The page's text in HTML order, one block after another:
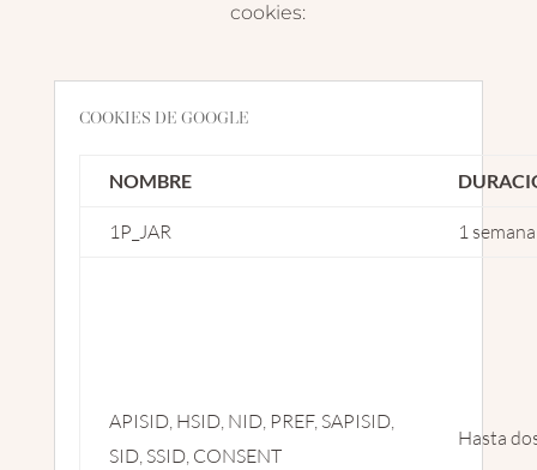
cookies:
COOKIES DE GOOGLE
NOMBRE
1P_JAR 1 semana
APISID, HSID, NID, PREF, SAPISID,
SID, SSID, CONSENT
Hasta